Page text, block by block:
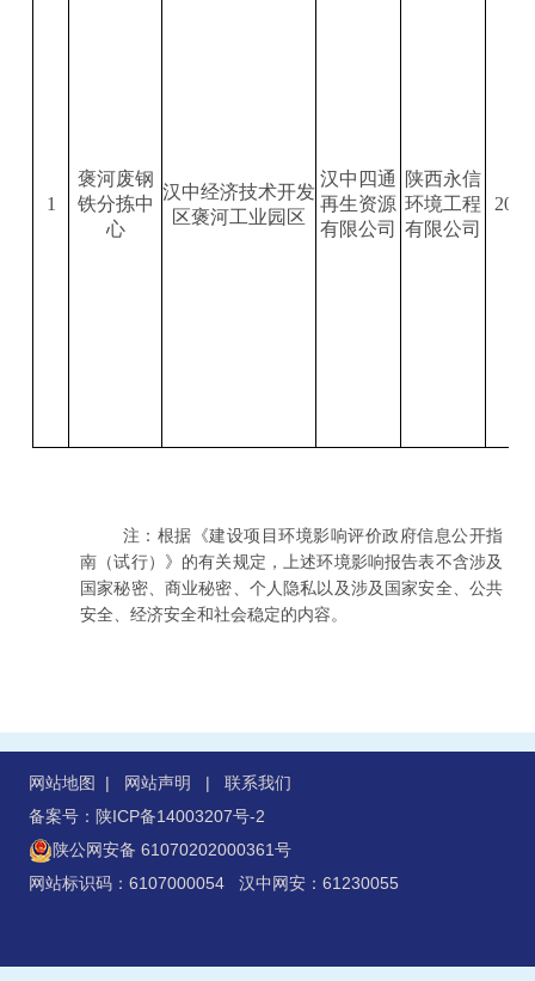
1
褒河废钢
铁分拣中
心
汉中经济技术开发
区褒河工业园区
汉中四通
再生资源
有限公司
陕西永信
环境工程
有限公司
注：根据《建设项目环境影响评价政府信息公开指
南（试行）》的有关规定，上述环境影响报告表不含涉及
国家秘密、商业秘密、个人隐私以及涉及国家安全、公共
安全、经济安全和社会稳定的内容。
网站地图 | 网站声明 | 联系我们
备案号：陕ICP备14003207号-2
陕公网安备 61070202000361号
网站标识码：6107000054 汉中网安：61230055